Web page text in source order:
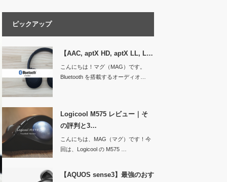
ピックアップ
【AAC, aptX HD, aptX LL, L…
こんにちは！マグ（MAG）です。
Bluetooth を搭載するオーディオ…
Logicool M575 レビュー｜そ
の評判と3…
こんにちは、MAG（マグ）です！今
回は、Logicool の M575 …
【AQUOS sense3】最強のおす